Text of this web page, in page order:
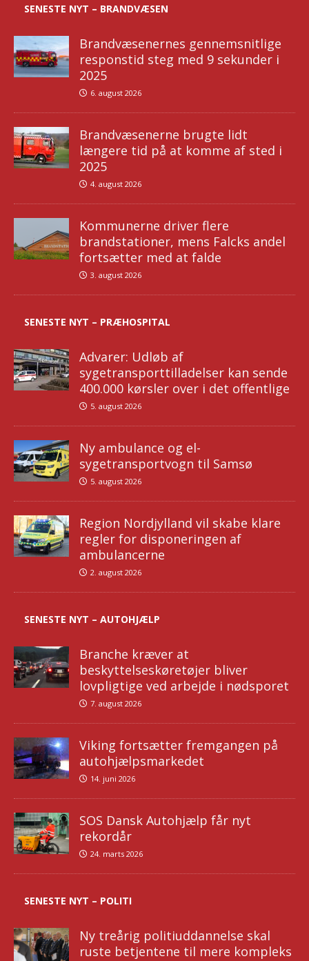
SENESTE NYT – BRANDVÆSEN
Brandvæsenernes gennemsnitlige
responstid steg med 9 sekunder i
2025
6. august 2026
Brandvæsenerne brugte lidt
længere tid på at komme af sted i
2025
4. august 2026
Kommunerne driver flere
brandstationer, mens Falcks andel
fortsætter med at falde
3. august 2026
SENESTE NYT – PRÆHOSPITAL
Advarer: Udløb af
sygetransporttilladelser kan sende
400.000 kørsler over i det offentlige
5. august 2026
Ny ambulance og el-
sygetransportvogn til Samsø
5. august 2026
Region Nordjylland vil skabe klare
regler for disponeringen af
ambulancerne
2. august 2026
SENESTE NYT – AUTOHJÆLP
Branche kræver at
beskyttelseskøretøjer bliver
lovpligtige ved arbejde i nødsporet
7. august 2026
Viking fortsætter fremgangen på
autohjælpsmarkedet
14. juni 2026
SOS Dansk Autohjælp får nyt
rekordår
24. marts 2026
SENESTE NYT – POLITI
Ny treårig politiuddannelse skal
ruste betjentene til mere kompleks